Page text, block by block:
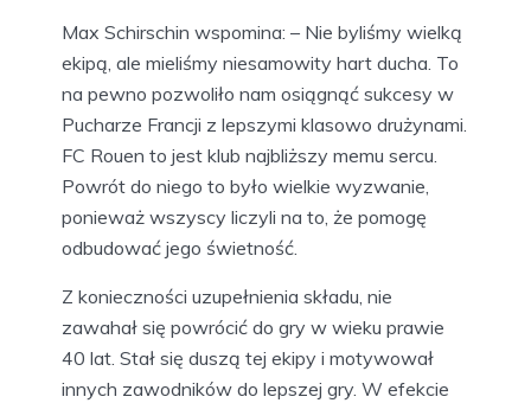
Max Schirschin wspomina: – Nie byliśmy wielką
ekipą, ale mieliśmy niesamowity hart ducha. To
na pewno pozwoliło nam osiągnąć sukcesy w
Pucharze Francji z lepszymi klasowo drużynami.
FC Rouen to jest klub najbliższy memu sercu.
Powrót do niego to było wielkie wyzwanie,
ponieważ wszyscy liczyli na to, że pomogę
odbudować jego świetność.
Z konieczności uzupełnienia składu, nie
zawahał się powrócić do gry w wieku prawie
40 lat. Stał się duszą tej ekipy i motywował
innych zawodników do lepszej gry. W efekcie